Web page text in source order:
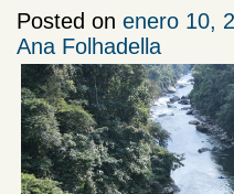
Posted on enero 10,
Ana Folhadella